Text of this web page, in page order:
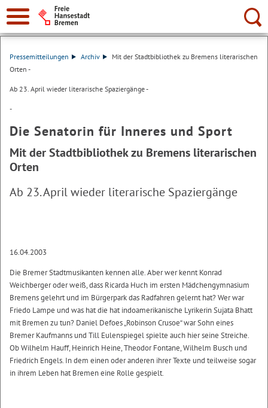
Suche:
Pressemitteilungen Archiv
Mit der Stadtbibliothek zu Bremens literarischen
Orten -
Ab 23. April wieder literarische Spaziergänge -
-
Die Senatorin für Inneres und Sport
Mit der Stadtbibliothek zu Bremens literarischen
Orten
Ab 23. April wieder literarische Spaziergänge
16.04.2003
Die Bremer Stadtmusikanten kennen alle. Aber wer kennt Konrad
Weichberger oder weiß, dass Ricarda Huch im ersten Mädchengymnasium
Bremens gelehrt und im Bürgerpark das Radfahren gelernt hat? Wer war
Friedo Lampe und was hat die hat indoamerikanische Lyrikerin Sujata Bhatt
mit Bremen zu tun? Daniel Defoes „Robinson Crusoe“ war Sohn eines
Bremer Kaufmanns und Till Eulenspiegel spielte auch hier seine Streiche.
Ob Wilhelm Hauff, Heinrich Heine, Theodor Fontane, Wilhelm Busch und
Friedrich Engels. In dem einen oder anderen ihrer Texte und teilweise sogar
in ihrem Leben hat Bremen eine Rolle gespielt.